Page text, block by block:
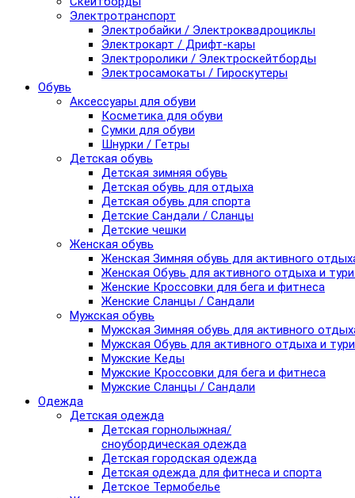
Электротранспорт
Электробайки / Электроквадроциклы
Электрокарт / Дрифт-кары
Электроролики / Электроскейтборды
Электросамокаты / Гироскутеры
Обувь
Аксессуары для обуви
Косметика для обуви
Сумки для обуви
Шнурки / Гетры
Детская обувь
Детская зимняя обувь
Детская обувь для отдыха
Детская обувь для спорта
Детские Сандали / Сланцы
Детские чешки
Женская обувь
Женская Зимняя обувь для активного
Женская Обувь для активного отдыха и
Женские Кроссовки для бега и фитнеса
Женские Сланцы / Сандали
Мужская обувь
Мужская Зимняя обувь для активного
Мужская Обувь для активного отдыха и
Мужские Кеды
Мужские Кроссовки для бега и фитнеса
Мужские Сланцы / Сандали
Одежда
Детская одежда
Детская горнолыжная/
сноубордическая одежда
Детская городская одежда
Детская одежда для фитнеса и спорта
Детское Термобелье